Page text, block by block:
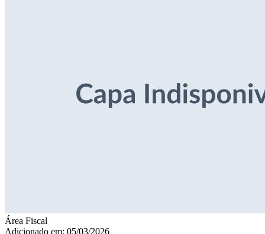
Área Fiscal
Adicionado em: 05/03/2026